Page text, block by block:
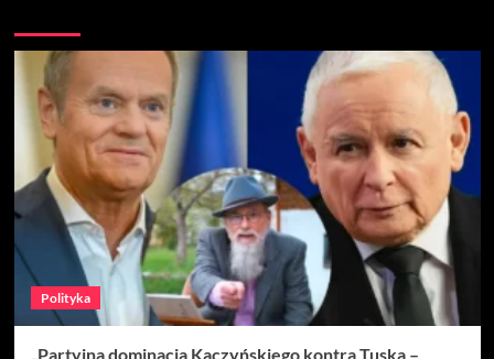
Polityka
„Partyjna dominacja Kaczyńskiego kontra Tuska –